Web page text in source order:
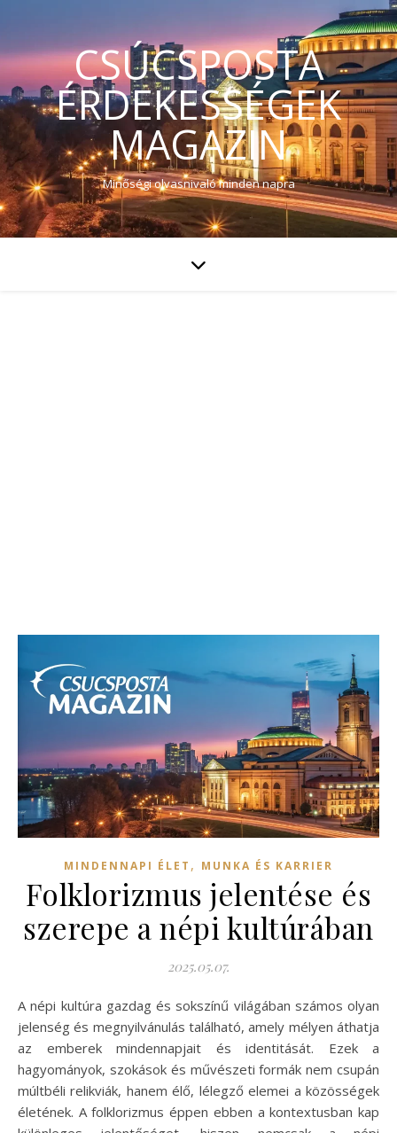
CSÚCSPOSTA
ÉRDEKESSÉGEK
MAGAZIN
Minőségi olvasnivaló minden napra
MINDENNAPI ÉLET , MUNKA ÉS KARRIER
Folklorizmus jelentése és
szerepe a népi kultúrában
2025.05.07.
A népi kultúra gazdag és sokszínű világában számos olyan
jelenség és megnyilvánulás található, amely mélyen áthatja
az emberek mindennapjait és identitását. Ezek a
hagyományok, szokások és művészeti formák nem csupán
múltbéli relikviák, hanem élő, lélegző elemei a közösségek
életének. A folklorizmus éppen ebben a kontextusban kap